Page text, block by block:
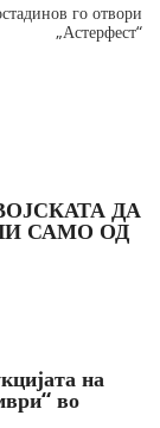
го отвори
„Астерфест“
ДА
САМО ОД
на
во